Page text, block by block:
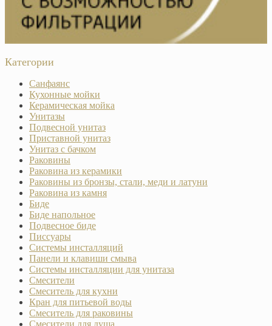
Категории
Санфаянс
Кухонные мойки
Керамическая мойка
Унитазы
Подвесной унитаз
Приставной унитаз
Унитаз с бачком
Раковины
Раковина из керамики
Раковины из бронзы, стали, меди и латуни
Раковина из камня
Биде
Биде напольное
Подвесное биде
Писсуары
Системы инсталляций
Панели и клавиши смыва
Системы инсталляции для унитаза
Смесители
Смеситель для кухни
Кран для питьевой воды
Смеситель для раковины
Смесители для душа